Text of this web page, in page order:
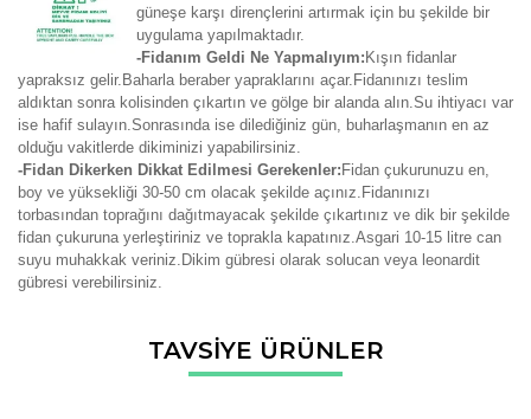
güneşe karşı dirençlerini artırmak için bu şekilde bir
uygulama yapılmaktadır.
-Fidanım Geldi Ne Yapmalıyım: Kışın fidanlar
yapraksız gelir.Baharla beraber yapraklarını açar.Fidanınızı teslim
aldıktan sonra kolisinden çıkartın ve gölge bir alanda alın.Su ihtiyacı var
ise hafif sulayın.Sonrasında ise dilediğiniz gün, buharlaşmanın en az
olduğu vakitlerde dikiminizi yapabilirsiniz.
-Fidan Dikerken Dikkat Edilmesi Gerekenler: Fidan çukurunuzu en,
boy ve yüksekliği 30-50 cm olacak şekilde açınız.Fidanınızı
torbasından toprağını dağıtmayacak şekilde çıkartınız ve dik bir şekilde
fidan çukuruna yerleştiriniz ve toprakla kapatınız.Asgari 10-15 litre can
suyu muhakkak veriniz.Dikim gübresi olarak solucan veya leonardit
gübresi verebilirsiniz.
Bu ürüne ilk yorumu siz yapın!
Bu ürünün fiyat bilgisi, resim, ürün açıklamalarında ve diğer
konularda yetersiz gördüğünüz noktaları öneri formunu
TAVSİYE ÜRÜNLER